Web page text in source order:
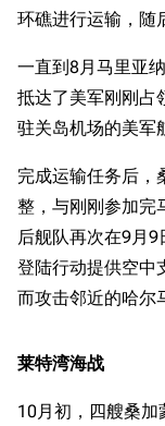
环礁进行运输，随
一直到8月马里亚
抵达了美军刚刚占
驻关岛机场的美军
完成运输任务后，
整，与刚刚参加完
后舰队再次在9月
登陆行动提供空中
而攻击邻近的哈尔
莱特湾海战
10月初，四艘桑